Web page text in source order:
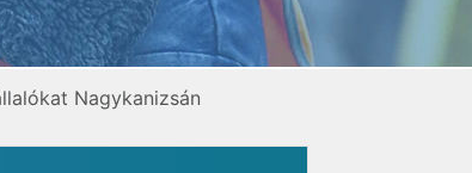
Nagykanizsán